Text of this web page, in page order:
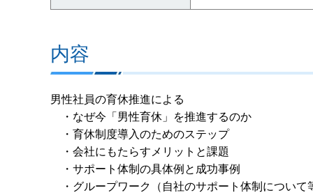
内容
男性社員の育休推進による
・なぜ今「男性育休」を推進するのか
・育休制度導入のためのステップ
・会社にもたらすメリットと課題
・サポート体制の具体例と成功事例
・グループワーク（自社のサポート体制について